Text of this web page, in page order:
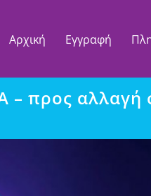
Αρχική Εγγραφή
– προς